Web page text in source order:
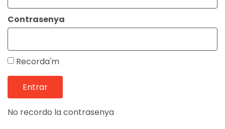
Contrasenya
Recorda'm
No recordo la contrasenya